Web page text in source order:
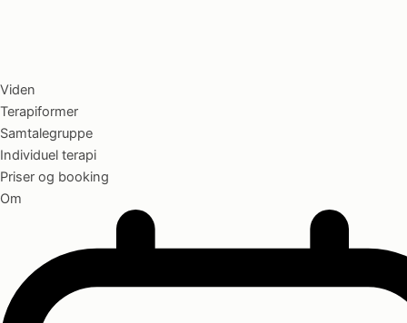
Viden
Terapiformer
Samtalegruppe
Individuel terapi
Priser og booking
Om